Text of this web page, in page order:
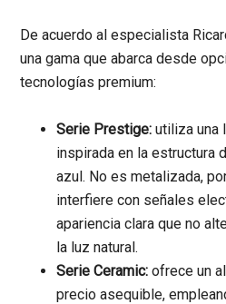
De acuerdo al especialista
una gama que abarca desde
tecnologías premium:
Serie Prestige: utiliza una
inspirada en la estructura
azul. No es metalizada,
interfiere con señales
apariencia clara que no
la luz natural.
Serie Ceramic: ofrece un
precio asequible,